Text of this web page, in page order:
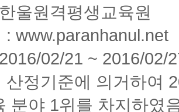
울원격평생교육원
: www.paranhanul.net
02/21 ~ 2016/02/
산정기준에 의거하여
분야 1위를 차지하였